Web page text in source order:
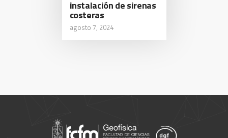
instalación de sirenas
costeras
agosto 7, 2024